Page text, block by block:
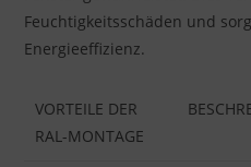
Feuchtigkeitsschäden und
Energieeffizienz.
VORTEILE DER
RAL-MONTAGE